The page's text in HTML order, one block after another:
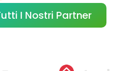
I Nostri Partner